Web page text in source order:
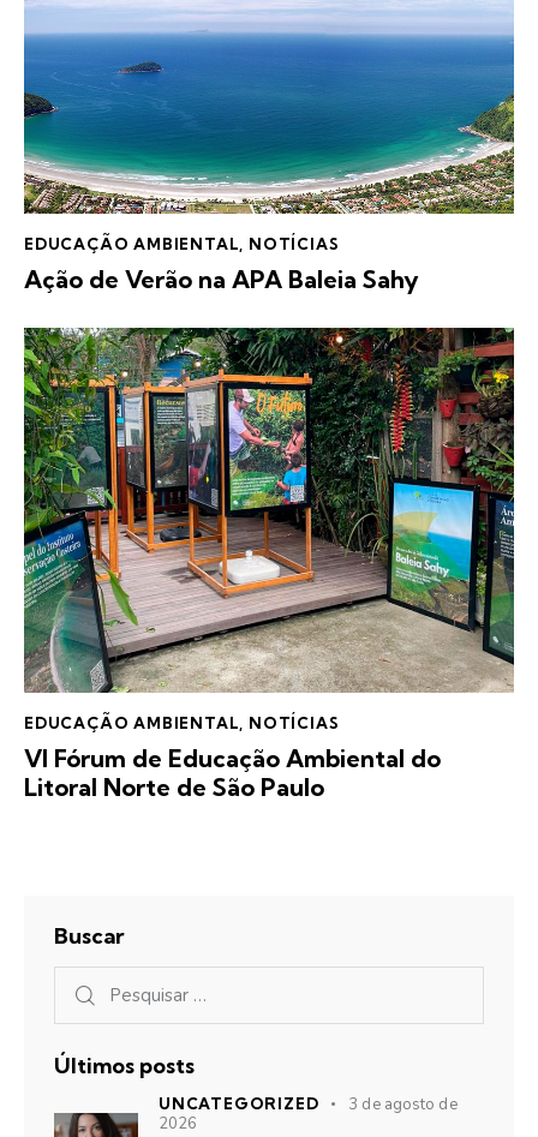
EDUCAÇÃO AMBIENTAL, NOTÍCIAS
Ação de Verão na APA Baleia Sahy
EDUCAÇÃO AMBIENTAL, NOTÍCIAS
VI Fórum de Educação Ambiental do
Litoral Norte de São Paulo
Buscar
Últimos posts
UNCATEGORIZED
3 de agosto de
2026